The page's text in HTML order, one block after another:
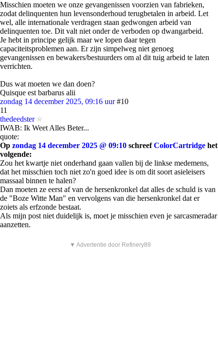
Misschien moeten we onze gevangenissen voorzien van fabrieken,
zodat delinquenten hun levensonderhoud terugbetalen in arbeid. Let
wel, alle internationale verdragen staan gedwongen arbeid van
delinquenten toe. Dit valt niet onder de verboden op dwangarbeid.
Je hebt in principe gelijk maar we lopen daar tegen
capaciteitsproblemen aan. Er zijn simpelweg niet genoeg
gevangenissen en bewakers/bestuurders om al dit tuig arbeid te laten
verrichten.
Dus wat moeten we dan doen?
Quisque est barbarus alii
zondag 14 december 2025, 09:16 uur #10
11
thedeedster
IWAB: Ik Weet Alles Beter...
quote:
Op zondag 14 december 2025 @ 09:10 schreefColorCartridge het
volgende:
Zou het kwartje niet onderhand gaan vallen bij de linkse medemens,
dat het misschien toch niet zo'n goed idee is om dit soort asieleisers
massaal binnen te halen?
Dan moeten ze eerst af van de hersenkronkel dat alles de schuld is van
de "Boze Witte Man" en vervolgens van die hersenkronkel dat er
zoiets als erfzonde bestaat.
Als mijn post niet duidelijk is, moet je misschien even je sarcasmeradar
aanzetten.
▼ Advertentie door Refinery89